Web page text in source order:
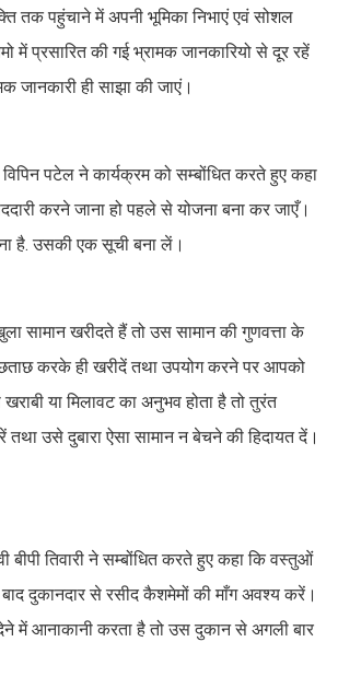
तक पहुंचाने में अपनी भूमिका निभाएं एवं सोशल
में प्रसारित की गई भ्रामक जानकारियो से दूर रहें
जानकारी ही साझा की जाएं।
पटेल ने कार्यक्रम को सम्बोंधित करते हुए कहा
करने जाना हो पहले से योजना बना कर जाएँ।
है. उसकी एक सूची बना लें।
सामान खरीदते हैं तो उस सामान की गुणवत्ता के
करके ही खरीदें तथा उपयोग करने पर आपको
या मिलावट का अनुभव होता है तो तुरंत
तथा उसे दुबारा ऐसा सामान न बेचने की हिदायत दें।
बीपी तिवारी ने सम्बोंधित करते हुए कहा कि वस्तुओं
दुकानदार से रसीद कैशमेमों की माँग अवश्य करें।
में आनाकानी करता है तो उस दुकान से अगली बार